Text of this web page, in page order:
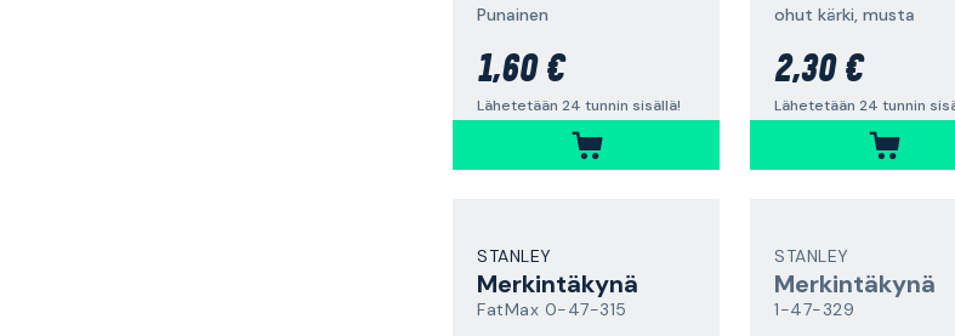
Punainen
1,60 €
Lähetetään 24 tunnin sisällä!
ohut kärki, musta
2,30 €
Lähetetään 24 tunnin
STANLEY
Merkintäkynä
FatMax 0-47-315
STANLEY
Merkintäkynä
1-47-329